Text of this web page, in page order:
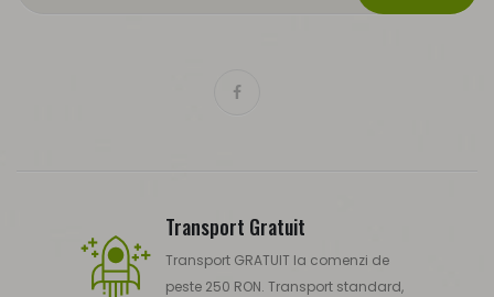
Transport Gratuit
Transport GRATUIT la comenzi de
peste 250 RON. Transport standard,